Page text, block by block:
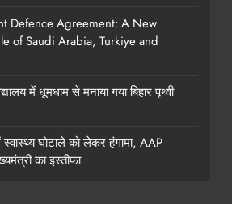
Defence Agreement: A New
of Saudi Arabia, Turkiye and
में धूमधाम से मनाया गया बिहार पृथ्वी
स्वास्थ्य घोटाले को लेकर हंगामा, AAP
का इस्तीफा